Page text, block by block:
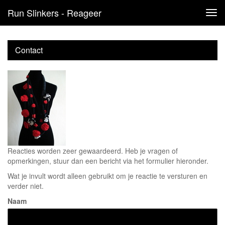
Run Slinkers - Reageer
Contact
Reacties worden zeer gewaardeerd. Heb je vragen of
opmerkingen, stuur dan een bericht via het formulier hieronder.
Wat je invult wordt alleen gebruikt om je reactie te versturen en
verder niet.
Naam